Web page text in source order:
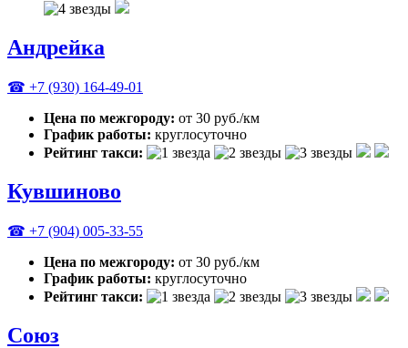
Андрейка
☎ +7 (930) 164-49-01
Цена по межгороду: от 30 руб./км
График работы: круглосуточно
Рейтинг такси:
Кувшиново
☎ +7 (904) 005-33-55
Цена по межгороду: от 30 руб./км
График работы: круглосуточно
Рейтинг такси:
Союз